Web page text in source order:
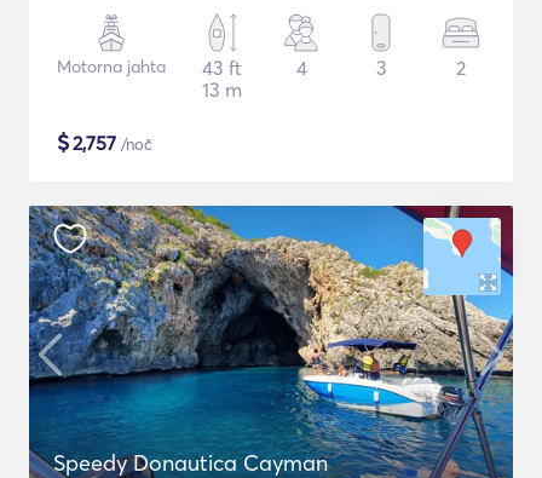
Motorna jahta
43 ft
13 m
4 3 2
$2,757 /noč
Speedy Donautica Cayman